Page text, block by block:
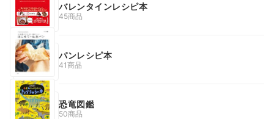
バレンタインレシピ本
45商品
パンレシピ本
41商品
恐竜図鑑
50商品